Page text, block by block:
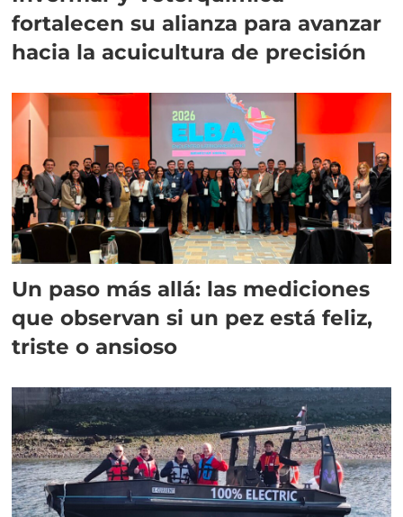
fortalecen su alianza para avanzar
hacia la acuicultura de precisión
Un paso más allá: las mediciones
que observan si un pez está feliz,
triste o ansioso